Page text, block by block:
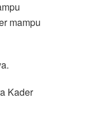
mampu
Kader